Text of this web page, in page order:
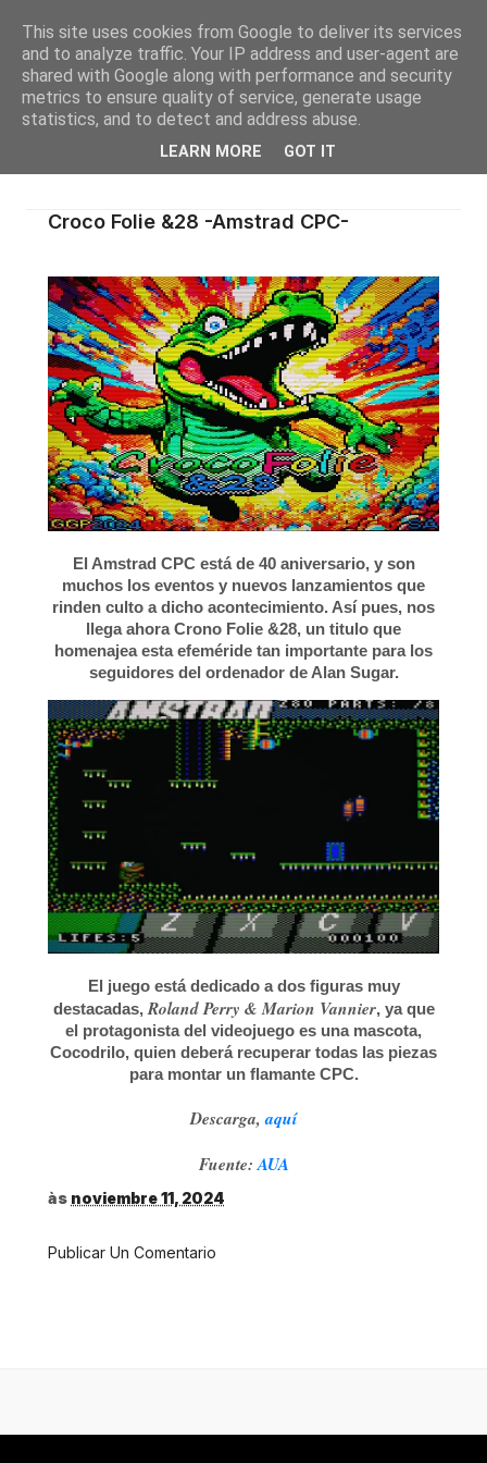
Croco Folie &28 -Amstrad CPC-
El Amstrad CPC está de 40 aniversario, y son
muchos los eventos y nuevos lanzamientos que
rinden culto a dicho acontecimiento. Así pues, nos
llega ahora Crono Folie &28, un titulo que
homenajea esta efeméride tan importante para los
seguidores del ordenador de Alan Sugar.
El juego está dedicado a dos figuras muy
destacadas,Roland Perry & Marion Vannier, ya que
el protagonista del videojuego es una mascota,
Cocodrilo, quien deberá recuperar todas las piezas
para montar un flamante CPC.
Descarga,aquí
Fuente:AUA
às noviembre 11, 2024
Publicar Un Comentario
This site uses cookies from Google to deliver its services
and to analyze traffic. Your IP address and user-agent are
shared with Google along with performance and security
metrics to ensure quality of service, generate usage
statistics, and to detect and address abuse.
LEARN MORE GOT IT